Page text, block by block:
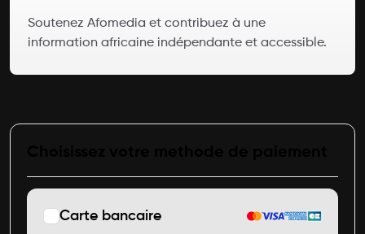
Soutenez Afomedia et contribuez à une
information africaine indépendante et accessible.
Carte bancaire